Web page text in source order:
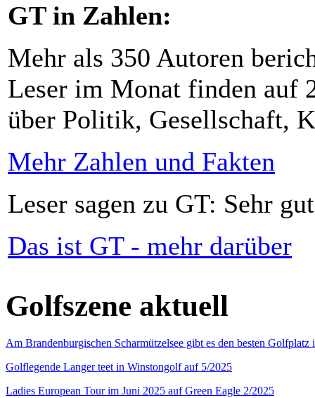
GT in Zahlen:
Mehr als 350 Autoren
Leser im Monat finden auf
über Politik, Gesellschaft,
Mehr Zahlen und Fakten
Leser sagen zu GT: Sehr
Das ist GT - mehr darüber
Golfszene aktuell
Am Brandenburgischen Scharmützelsee gibt es den besten
Golflegende Langer teet in Winstongolf auf 5/2025
Ladies European Tour im Juni 2025 auf Green Eagle 2/2025